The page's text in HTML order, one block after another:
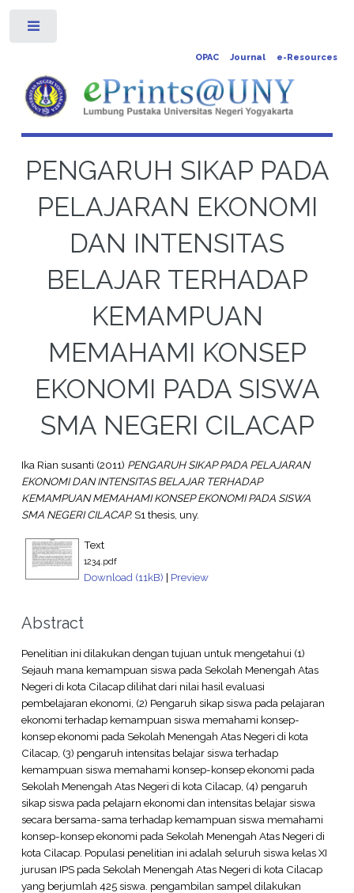
OPAC Journal e-Resources
PENGARUH SIKAP PADA
PELAJARAN EKONOMI
DAN INTENSITAS
BELAJAR TERHADAP
KEMAMPUAN
MEMAHAMI KONSEP
EKONOMI PADA SISWA
SMA NEGERI CILACAP
Ika Rian susanti (2011) PENGARUH SIKAP PADA PELAJARAN
EKONOMI DAN INTENSITAS BELAJAR TERHADAP
KEMAMPUAN MEMAHAMI KONSEP EKONOMI PADA SISWA
SMA NEGERI CILACAP.S1 thesis, uny.
Text
1234.pdf
Download (11kB) | Preview
Abstract
Penelitian ini dilakukan dengan tujuan untuk mengetahui (1)
Sejauh mana kemampuan siswa pada Sekolah Menengah Atas
Negeri di kota Cilacap dilihat dari nilai hasil evaluasi
pembelajaran ekonomi, (2) Pengaruh sikap siswa pada pelajaran
ekonomi terhadap kemampuan siswa memahami konsep-
konsep ekonomi pada Sekolah Menengah Atas Negeri di kota
Cilacap, (3) pengaruh intensitas belajar siswa terhadap
kemampuan siswa memahami konsep-konsep ekonomi pada
Sekolah Menengah Atas Negeri di kota Cilacap, (4) pengaruh
sikap siswa pada pelajarn ekonomi dan intensitas belajar siswa
secara bersama-sama terhadap kemampuan siswa memahami
konsep-konsep ekonomi pada Sekolah Menengah Atas Negeri di
kota Cilacap. Populasi penelitian ini adalah seluruh siswa kelas XI
jurusan IPS pada Sekolah Menengah Atas Negeri di kota Cilacap
yang berjumlah 425 siswa. pengambilan sampel dilakukan